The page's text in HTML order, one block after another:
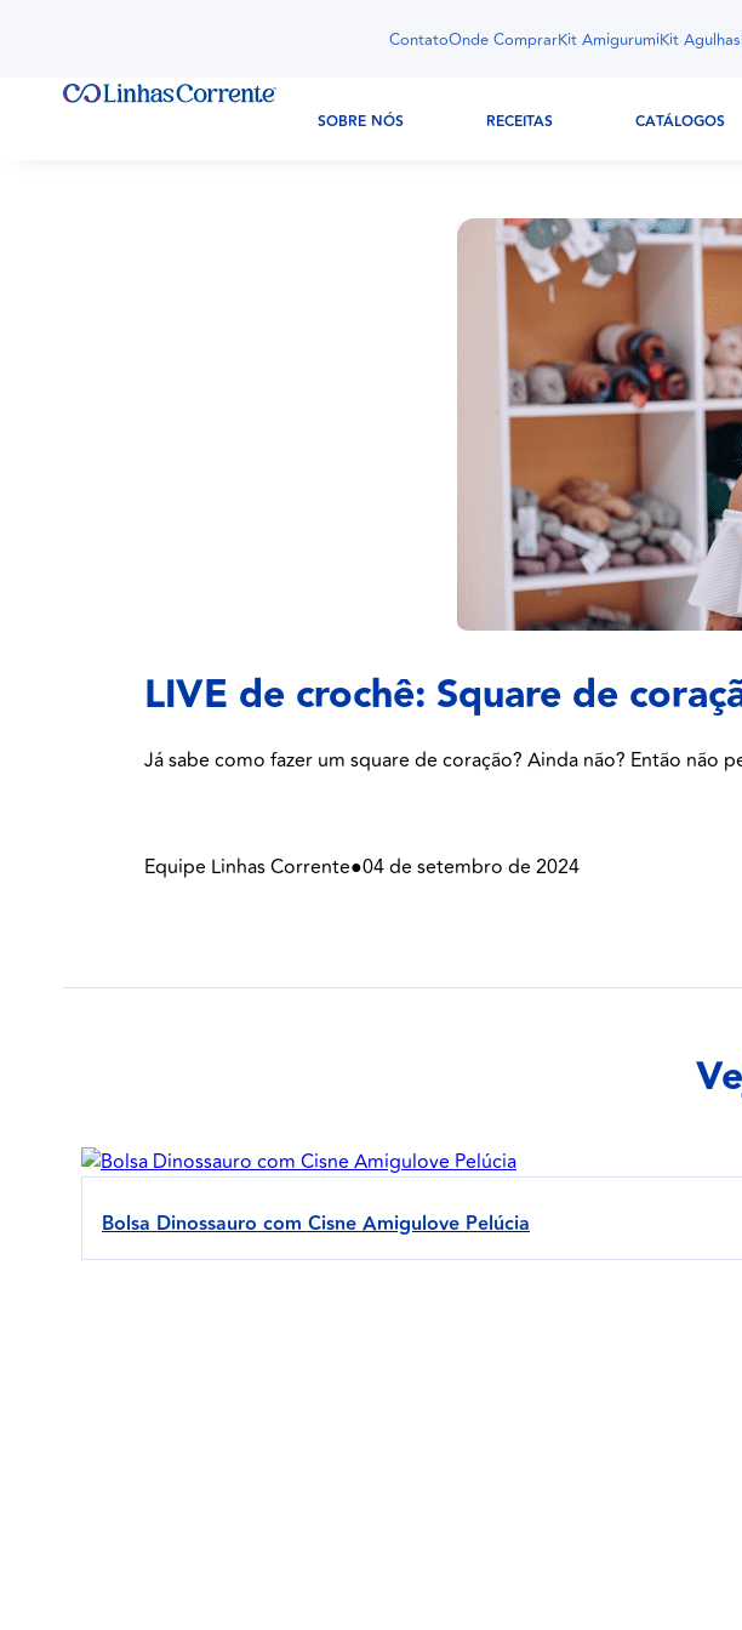
ContatoOnde ComprarKit AmigurumiKit Agulhas
SOBRE NÓS RECEITAS CATÁLOGOS
LIVE de crochê: Square de
Já sabe como fazer um square de coração? Ainda não? Então não
Equipe Linhas Corrente●04 de setembro de 2024
Bolsa Dinossauro com Cisne Amigulove Pelúcia